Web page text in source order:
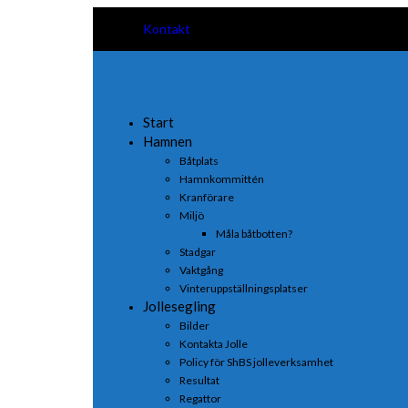
Kontakt
Start
Hamnen
Båtplats
Hamnkommittén
Kranförare
Miljö
Måla båtbotten?
Stadgar
Vaktgång
Vinteruppställningsplatser
Jollesegling
Bilder
Kontakta Jolle
Policy för ShBS jolleverksamhet
Resultat
Regattor